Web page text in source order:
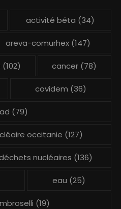
activité béta (34)
areva-comurhex(147)
(102) cancer (78)
covidem (36)
(79)
occitanie (127)
nucléaires (136)
eau (25)
(19)